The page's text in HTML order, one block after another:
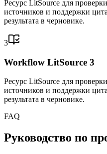
Ресурс LitSource для
источников и поддержки
результата в черновике.
3
Workflow LitSource 3
Ресурс LitSource для
источников и поддержки
результата в черновике.
FAQ
Руководство по